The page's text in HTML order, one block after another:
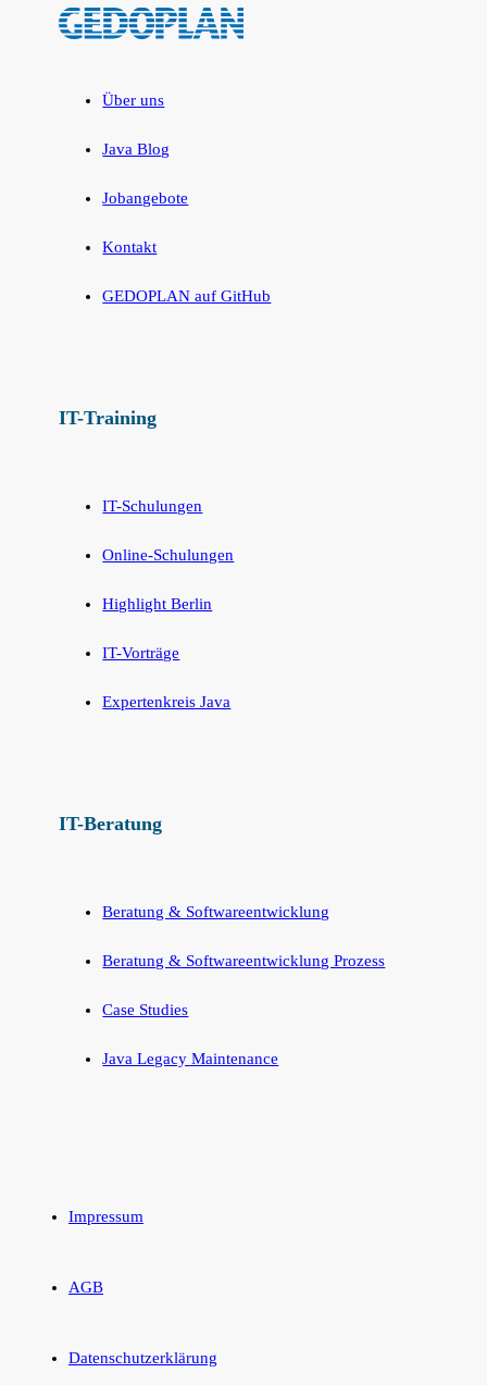
Über uns
Java Blog
Jobangebote
Kontakt
GEDOPLAN auf GitHub
IT-Training
IT-Schulungen
Online-Schulungen
Highlight Berlin
IT-Vorträge
Expertenkreis Java
IT-Beratung
Beratung & Softwareentwicklung
Beratung & Softwareentwicklung Prozess
Case Studies
Java Legacy Maintenance
Impressum
AGB
Datenschutzerklärung